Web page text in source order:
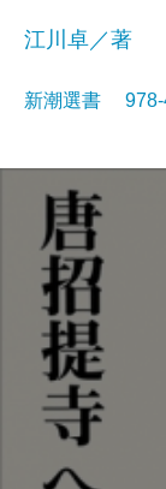
江川卓／著
新潮選書